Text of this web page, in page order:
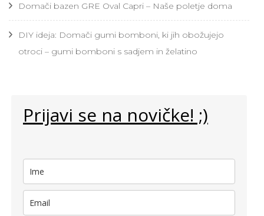
Domači bazen GRE Oval Capri – Naše poletje doma
DIY ideja: Domači gumi bomboni, ki jih obožujejo
otroci – gumi bomboni s sadjem in želatino
Prijavi se na novičke! ;)